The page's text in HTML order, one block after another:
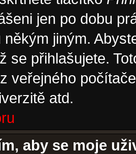
jen po dobu
jiným.
se přihlašujete.
veřejného
atd.
aby se moje